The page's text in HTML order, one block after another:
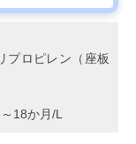
プロピレン（座板
18か月/L